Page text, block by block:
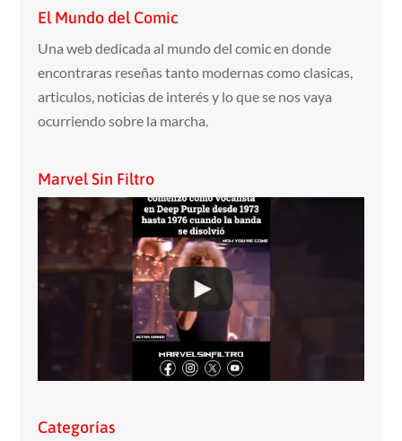
El Mundo del Comic
Una web dedicada al mundo del comic en donde
encontraras reseñas tanto modernas como clasicas,
articulos, noticias de interés y lo que se nos vaya
ocurriendo sobre la marcha.
Marvel Sin Filtro
Categorías